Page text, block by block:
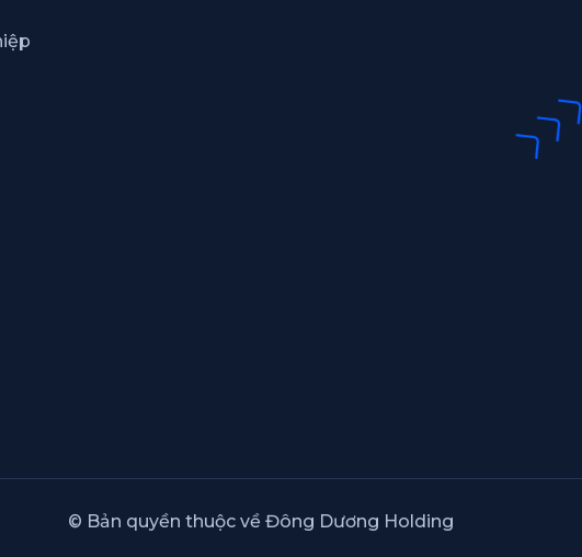
© Bản quyền thuộc về Đông Dương Holding